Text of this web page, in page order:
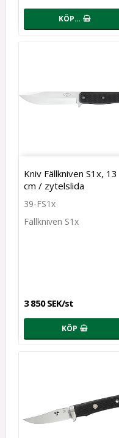
KÖP…
Kniv Fällkniven S1x, 13
cm / zytelslida
39-FS1x
Fällkniven S1x
3 850 SEK/st
KÖP